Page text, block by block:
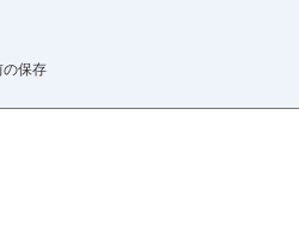
の保存